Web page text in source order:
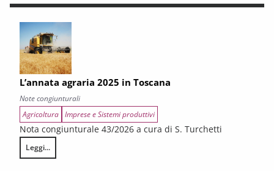
L’annata agraria 2025 in Toscana
Note congiunturali
Agricoltura Imprese e Sistemi produttivi
Nota congiunturale 43/2026 a cura di S. Turchetti
Leggi...
L’annata agraria 2025 in Toscana